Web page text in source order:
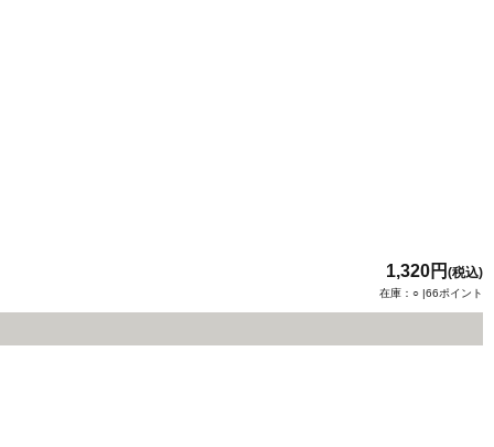
1,320円 (税込)
在庫：○ |66ポイント